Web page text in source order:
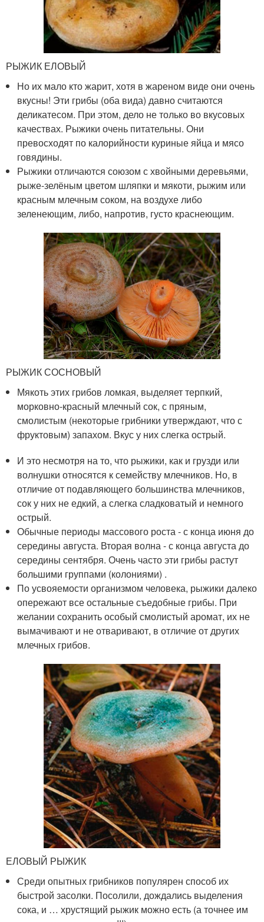
РЫЖИК ЕЛОВЫЙ
Но их мало кто жарит, хотя в жареном виде они очень
вкусны! Эти грибы (оба вида) давно считаются
деликатесом. При этом, дело не только во вкусовых
качествах. Рыжики очень питательны. Они
превосходят по калорийности куриные яйца и мясо
говядины.
Рыжики отличаются союзом с хвойными деревьями,
рыже-зелёным цветом шляпки и мякоти, рыжим или
красным млечным соком, на воздухе либо
зеленеющим, либо, напротив, густо краснеющим.
РЫЖИК СОСНОВЫЙ
Мякоть этих грибов ломкая, выделяет терпкий,
морковно-красный млечный сок, с пряным,
смолистым (некоторые грибники утверждают, что с
фруктовым) запахом. Вкус у них слегка острый.
И это несмотря на то, что рыжики, как и грузди или
волнушки относятся к семейству млечников. Но, в
отличие от подавляющего большинства млечников,
сок у них не едкий, а слегка сладковатый и немного
острый.
Обычные периоды массового роста - с конца июня до
середины августа. Вторая волна - с конца августа до
середины сентября. Очень часто эти грибы растут
большими группами (колониями) .
По усвояемости организмом человека, рыжики далеко
опережают все остальные съедобные грибы. При
желании сохранить особый смолистый аромат, их не
вымачивают и не отваривают, в отличие от других
млечных грибов.
ЕЛОВЫЙ РЫЖИК
Среди опытных грибников популярен способ их
быстрой засолки. Посолили, дождались выделения
сока, и … хрустящий рыжик можно есть (а точнее им